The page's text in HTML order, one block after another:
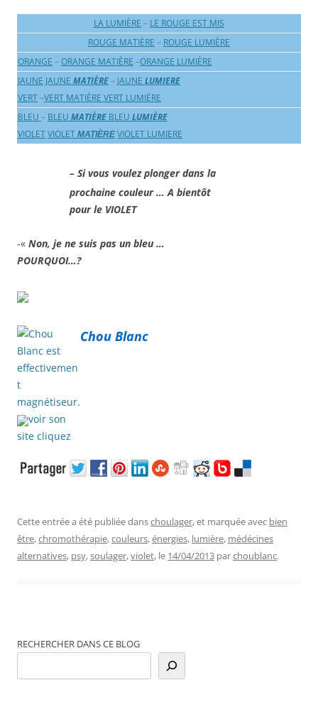
LA LUMIÈRE – LE ROUGE EST MIS
ROUGE MATIÈRE – ROUGE LUMIÈRE
ORANGE –ORANGE MATIÈRE –ORANGE LUMIÈRE
JAUNE JAUNE MATIÈRE– JAUNE LUMIERE
VERT–VERT MATIÈRE VERT LUMIÈRE
BLEU – BLEU MATIÈRE BLEU LUMIÈRE
VIOLETVIOLET MATIÈRE VIOLET LUMIERE
– Si vous voulez plonger dans la
prochaine couleur … A bientôt
pour le VIOLET
-« Non, je ne suis pas un bleu …
POURQUOI…?
Chou Blanc
Cette entrée a été publiée danschoulager, et marquée avec bien
être,chromothérapie,couleurs,énergies, lumière, médécines
alternatives, psy,soulager,violet, le 14/04/2013 parchoublanc.
RECHERCHER DANS CE BLOG